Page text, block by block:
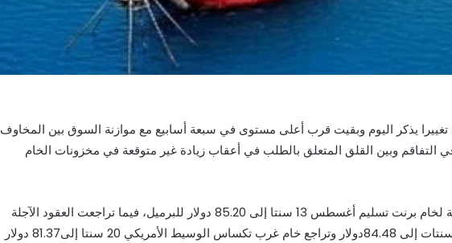
يذكر اليوم وبقيت قرب أعلى مستوى في سبعة أسابيع مع موازنة السوق بين المخاوف
التفاقم وبين القلق المتعلق بالطلب في أعقاب زيادة غير متوقعة في مخزونات الخام
وانخفضت العقود الآجلة لخام برنت تسليم أغسطس 13 سنتا إلى 85.20 دولار للبرميل، فيما تراجعت العقود الآجلة
تسليم سبتمبر خمسة سنتات إلى 84.48دولار وتراجع خام غرب تكساس الوسيط الأمريكي 20 سنتا إلى81.37 دولار